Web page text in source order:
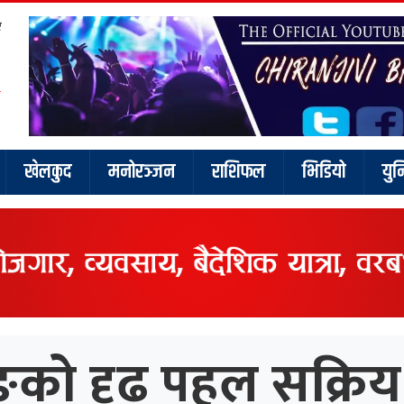
खेलकुद मनोरञ्जन राशिफल भिडियो
दृढ पहल